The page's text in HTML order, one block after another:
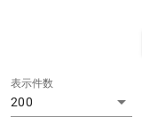
表示件数
200